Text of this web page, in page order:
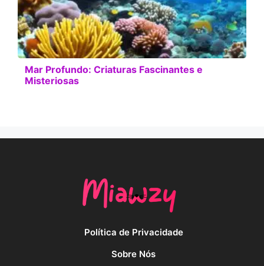
Mar Profundo: Criaturas Fascinantes e
Misteriosas
Política de Privacidade
Sobre Nós